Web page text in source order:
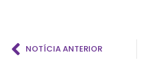
NOTÍCIA ANTERIOR